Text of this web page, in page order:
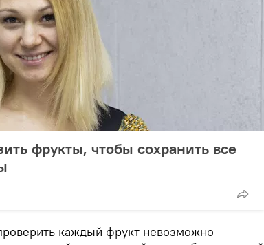
фрукты, чтобы сохранить все
каждый фрукт невозможно